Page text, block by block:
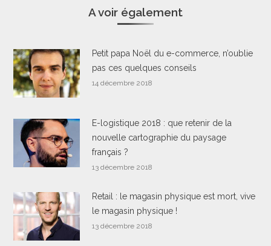
A voir également
Petit papa Noël du e-commerce, n’oublie
pas ces quelques conseils
14 décembre 2018
E-logistique 2018 : que retenir de la
nouvelle cartographie du paysage
français ?
13 décembre 2018
Retail : le magasin physique est mort, vive
le magasin physique !
13 décembre 2018